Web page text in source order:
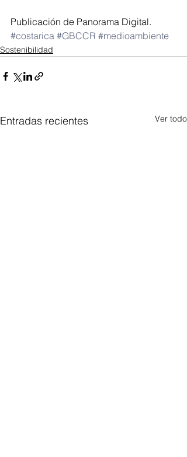
Publicación de Panorama Digital.
#costarica #GBCCR #medioambiente
Sostenibilidad
Entradas recientes Ver todo